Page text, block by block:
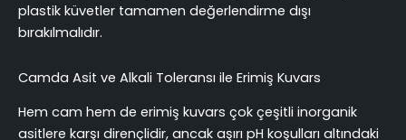
plastik küvetler tamamen değerlendirme dışı
bırakılmalıdır.
Camda Asit ve Alkali Toleransı ile Erimiş Kuvars
Hem cam hem de erimiş kuvars çok çeşitli inorganik
asitlere karşı dirençlidir, ancak aşırı pH koşulları altındaki